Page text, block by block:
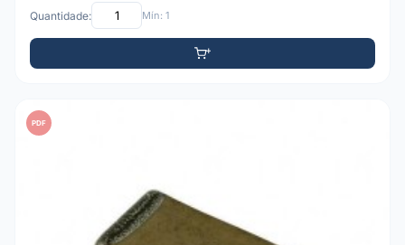
Quantidade: Mín: 1
PDF